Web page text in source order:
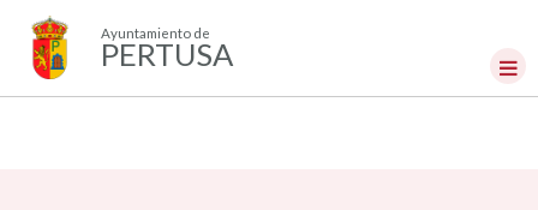
Ayuntamiento de
PERTUSA